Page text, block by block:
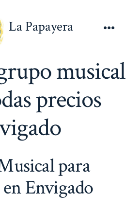
La Papayera
musical
precios
para
Envigado